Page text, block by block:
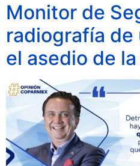
Monitor de
radiografía de
el asedio de